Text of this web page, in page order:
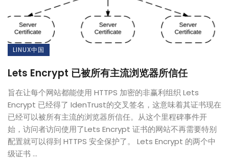
LINUX中国
Lets Encrypt 已被所有主流浏览器所信任
旨在让每个网站都能使用 HTTPS 加密的非赢利组织 Lets
Encrypt 已经得了 IdenTrust的交叉签名，这意味着其证书现在
已经可以被所有主流的浏览器所信任。从这个里程碑事件开
始，访问者访问使用了Lets Encrypt 证书的网站不再需要特别
配置就可以得到 HTTPS 安全保护了。 Lets Encrypt 的两个中
级证书 ...